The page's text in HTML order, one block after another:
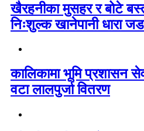
खैरहनीका मुसहर र बोटे
निःशुल्क खानेपानी धारा
कालिकामा भूमि प्रशासन
वटा लालपुर्जा वितरण